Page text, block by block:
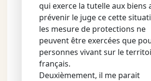
qui exerce la tutelle aux biens
prévenir le juge ce cette
les mesure de protections ne
peuvent être exercées que
personnes vivant sur le
français.
Deuxièmement, il me parait